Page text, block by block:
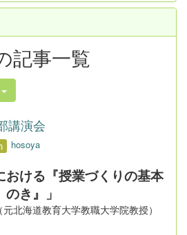
記事一覧
講演会
hosoya
おける『授業づくりの基本
のき』」
北海道教育大学教職大学院教授）